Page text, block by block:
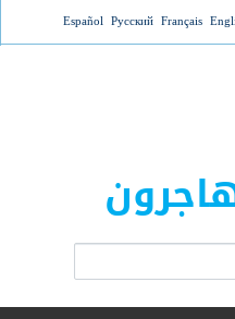
Jump
Français
Русский
Español